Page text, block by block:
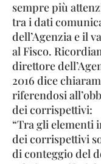
sempre più
tra i dati
dell’Agenzia e il
al Fisco.
direttore
2016 dice
riferendosi
dei corrispettivi:
“Tra gli
dei corrispettivi
di conteggio del